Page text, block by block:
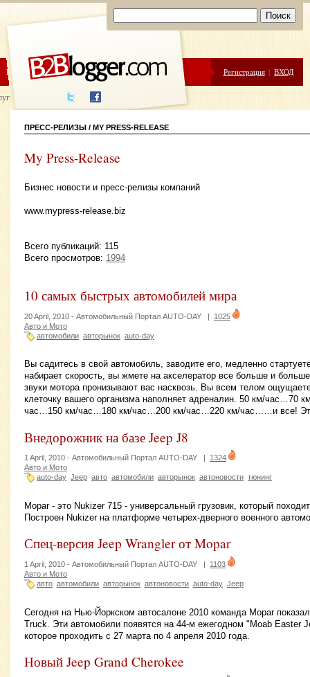
ЦЕНЫ ПОМОЩЬ Регистрация | ВХОД
написания
ПРЕСС-РЕЛИЗЫ / MY PRESS-RELEASE
My Press-Release
Бизнес новости и пресс-релизы компаний
www.mypress-release.biz
Всего публикаций: 115
Всего просмотров: 1994
10 самых быстрых автомобилей мира
20 April, 2010 - Автомобильный Портал AUTO-DAY | 1025
Авто и Мото
автомобили авторынок auto-day
Вы садитесь в свой автомобиль, заводите его, медленно
набирает скорость, вы жмете на акселератор все больше и
звуки мотора пронизывают вас насквозь. Вы всем телом
клеточку вашего организма наполняет адреналин. 50 км/час…70
час…150 км/час…180 км/час…200 км/час…220 км/час……и все!
Внедорожник на базе Jeep J8
1 April, 2010 - Автомобильный Портал AUTO-DAY
1324
Авто и Мото
auto-day Jeep авто автомобили авторынок автоновости тюнинг
Mopar - это Nukizer 715 - универсальный грузовик, который
Построен Nukizer на платформе четырех-дверного военного
Спец-версия Jeep Wrangler от Mopar
1 April, 2010 - Автомобильный Портал AUTO-DAY | 1103
Авто и Мото
авто автомобили авторынок автоновости auto-day Jeep
Сегодня на Нью-Йоркском автосалоне 2010 команда Mopar
Truck. Эти автомобили появятся на 44-м ежегодном "Moab Easter
которое проходить с 27 марта по 4 апреля 2010 года.
Новый Jeep Grand Cherokee